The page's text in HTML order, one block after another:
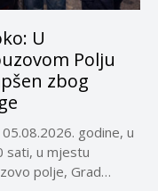
U
Polju
zbog
05.08.2026. godine, u
sati, u mjestu
polje, Grad